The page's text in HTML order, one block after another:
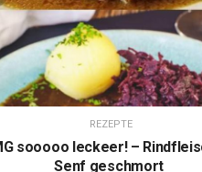
REZEPTE
sooooo leckeer! –
Senf geschmort